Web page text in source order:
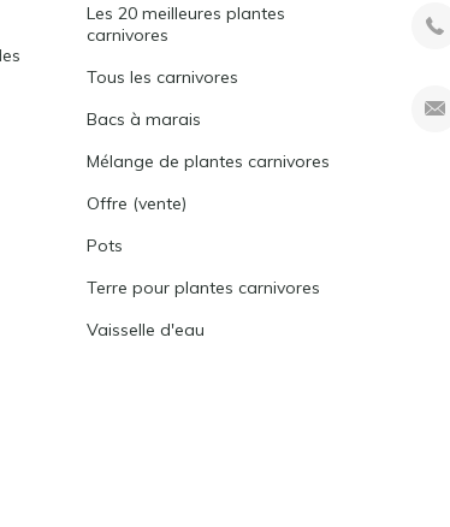
Les 20 meilleures plantes
carnivores
Tous les carnivores
Bacs à marais
Mélange de plantes carnivores
Offre (vente)
Pots
Terre pour plantes carnivores
Vaisselle d'eau